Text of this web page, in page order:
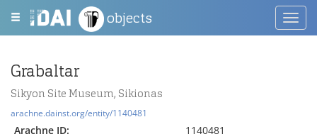
objects
Grabaltar
Sikyon Site Museum, Sikionas
arachne.dainst.org/entity/1140481
Arachne ID:
1140481